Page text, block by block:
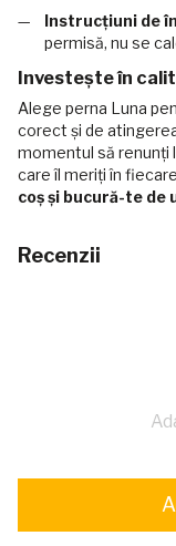
Instrucțiuni de
permisă, nu se
Investește în
Alege perna Luna
corect și de
momentul să renunți
care îl meriți în
coș și bucură-te
Recenzii